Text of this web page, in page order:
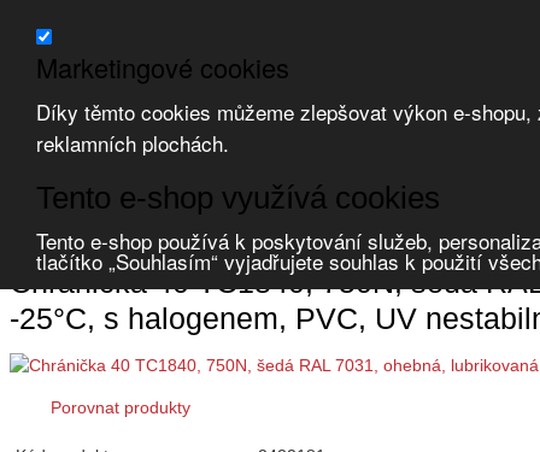
Marketingové cookies
Díky těmto cookies můžeme zlepšovat výkon e-
reklamních plochách.
Tento e-shop využívá cookies
Tento e-shop používá k poskytování služeb,
tlačítko „Souhlasím“ vyjadřujete souhlas k použití
Zvolte měnu:
Přihlásit uživatele
Úvod Uložení vedení, krabice chráničky ohebné korugované (husí
Chránička 40 TC1840, 750N, šedá
-25°C, s halogenem, PVC, UV
Porovnat produkty